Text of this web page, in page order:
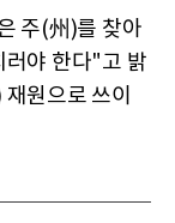
주(州)를 찾아
야 한다"고 밝
원으로 쓰이